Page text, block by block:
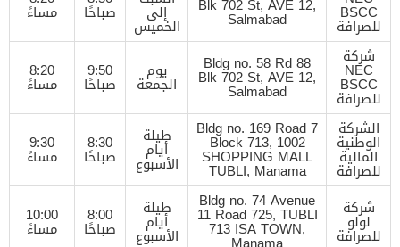
BSCC
للصرافة
Blk 702 St, AVE 12,
Salmabad إلى
الخميس
صباحًا
مساءً
شركة
NEC
BSCC
للصرافة
Bldg no. 58 Rd 88
Blk 702 St, AVE 12,
Salmabad
يوم
الجمعة
9:50
صباحًا
8:20
مساءً
الشركة
الوطنية
المالية
للصرافة
Bldg no. 169 Road 7
Block 713, 1002
SHOPPING MALL
TUBLI, Manama
طيلة
أيام
الأسبوع
8:30
صباحًا
9:30
مساءً
شركة
لولو
للصرافة
Bldg no. 74 Avenue
11 Road 725, TUBLI
713 ISA TOWN,
طيلة
أيام
الأسبوع
8:00
صباحًا
10:00
مساءً